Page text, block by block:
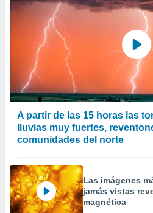
A partir de las 15 horas las
lluvias muy fuertes,
comunidades del norte
Las imágenes
jamás vistas
magnética